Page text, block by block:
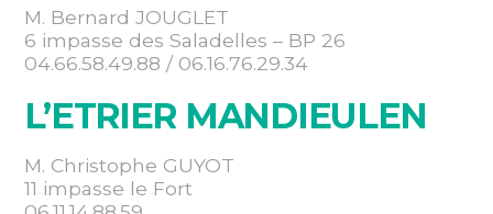
M. Bernard JOUGLET
6 impasse des Saladelles – BP 26
04.66.58.49.88 / 06.16.76.29.34
L’ETRIER MANDIEULEN
M. Christophe GUYOT
11 impasse le Fort